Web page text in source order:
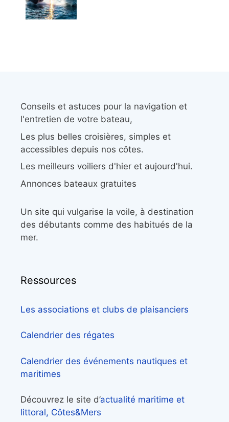
Conseils et astuces pour la navigation et
l'entretien de votre bateau,
Les plus belles croisières, simples et
accessibles depuis nos côtes.
Les meilleurs voiliers d'hier et aujourd'hui.
Annonces bateaux gratuites
Un site qui vulgarise la voile, à destination
des débutants comme des habitués de la
mer.
Ressources
Les associations et clubs de plaisanciers
Calendrier des régates
Calendrier des événements nautiques et
maritimes
Découvrez le site d’actualité maritime et
littoral, Côtes&Mers